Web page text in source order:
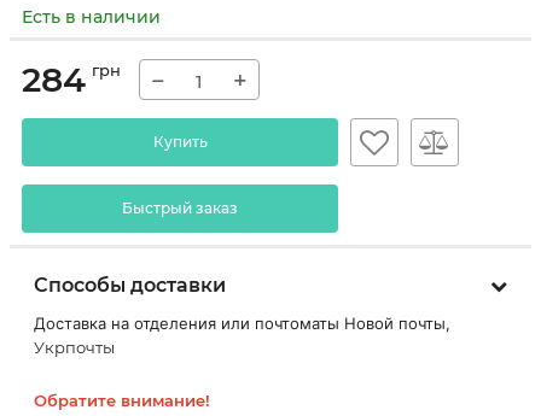
Есть в наличии
284 грн − +
Купить
Быстрый заказ
Способы доставки
Доставка на отделения или почтоматы Новой почты,
Укрпочты
Обратите внимание!